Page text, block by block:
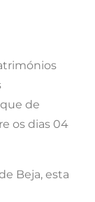
de
os dias 04
Beja, esta